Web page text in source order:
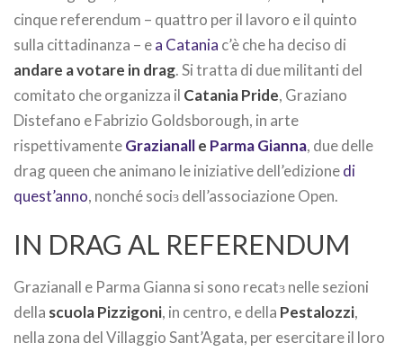
cinque referendum – quattro per il lavoro e il quinto
sulla cittadinanza – ea Catania c’è che ha deciso di
andare a votare in drag. Si tratta di due militanti del
comitato che organizza il Catania Pride, Graziano
Distefano e Fabrizio Goldsborough, in arte
rispettivamenteGrazianalle Parma Gianna, due delle
drag queen che animano le iniziative dell’edizionedi
quest’anno, nonché sociɜ dell’associazione Open.
IN DRAG AL REFERENDUM
Grazianall e Parma Gianna si sono recatɜ nelle sezioni
della scuola Pizzigoni, in centro, e della Pestalozzi,
nella zona del Villaggio Sant’Agata, per esercitare il loro